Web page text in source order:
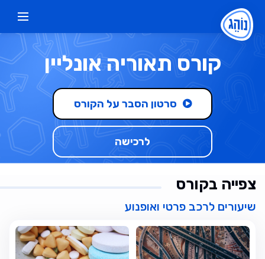
קורס תאוריה אונליין
סרטון הסבר על הקורס
לרכישה
צפייה בקורס
שיעורים לרכב פרטי ואופנוע